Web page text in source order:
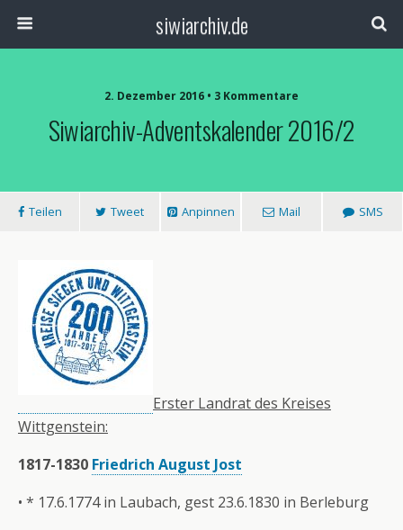
siwiarchiv.de
2. Dezember 2016 • 3 Kommentare
Siwiarchiv-Adventskalender 2016/2
Teilen Tweet Anpinnen Mail SMS
Erster Landrat des Kreises
Wittgenstein:
1817-1830 Friedrich August Jost
• * 17.6.1774 in Laubach, gest 23.6.1830 in Berleburg